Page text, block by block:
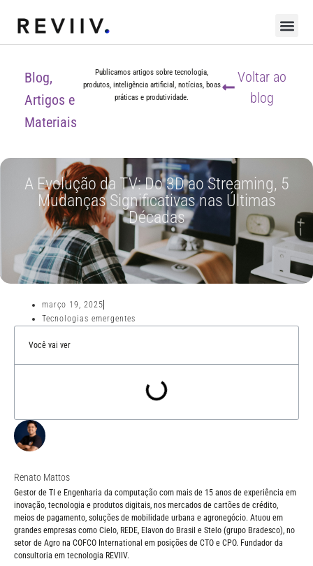
Blog,
Artigos e
Materiais
Publicamos artigos sobre tecnologia,
produtos, inteligência artificial, notícias, boas
práticas e produtividade.
Voltar ao
blog
A Evolução da TV: Do 3D ao Streaming, 5
Mudanças Significativas nas Últimas
Décadas
março 19, 2025
Tecnologias emergentes
Você vai ver
Renato Mattos
Gestor de TI e Engenharia da computação com mais de 15 anos de experiência em
inovação, tecnologia e produtos digitais, nos mercados de cartões de crédito,
meios de pagamento, soluções de mobilidade urbana e agronegócio. Atuou em
grandes empresas como Cielo, REDE, Elavon do Brasil e Stelo (grupo Bradesco), no
setor de Agro na COFCO International em posições de CTO e CPO. Fundador da
consultoria em tecnologia REVIIV.